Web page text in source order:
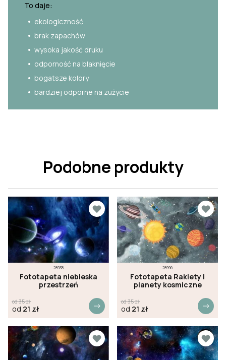
To daje:
ekologiczność
brak zapachów
wysoka jakość druku
odporność na blaknięcie
bogatsze kolory
bardziej odporne na zużycie
Podobne produkty
28938
Fototapeta niebieska
przestrzeń
od35zł
od 21 zł
28996
Fototapeta Rakiety i
planety kosmiczne
od35zł
od 21 zł